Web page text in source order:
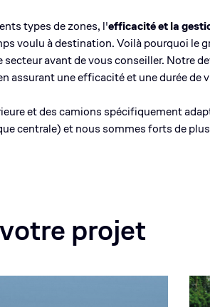
types de zones, l'efficacité et la
voulu à destination. Voilà pourquoi le
avant de vous conseiller. Notre
assurant une efficacité et une durée de
et des camions spécifiquement
centrale) et nous sommes forts de
projet